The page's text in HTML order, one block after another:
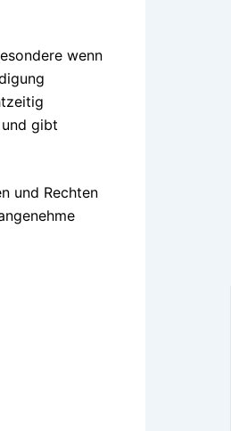
wenn
gibt
und Rechten